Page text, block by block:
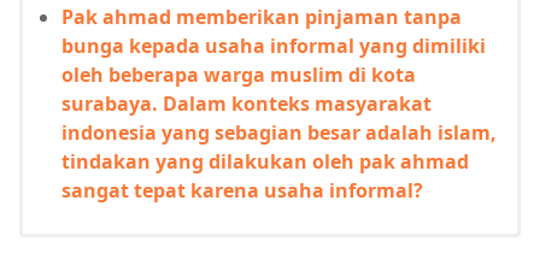
Pak ahmad memberikan pinjaman tanpa
bunga kepada usaha informal yang dimiliki
oleh beberapa warga muslim di kota
surabaya. Dalam konteks masyarakat
indonesia yang sebagian besar adalah islam,
tindakan yang dilakukan oleh pak ahmad
sangat tepat karena usaha informal?